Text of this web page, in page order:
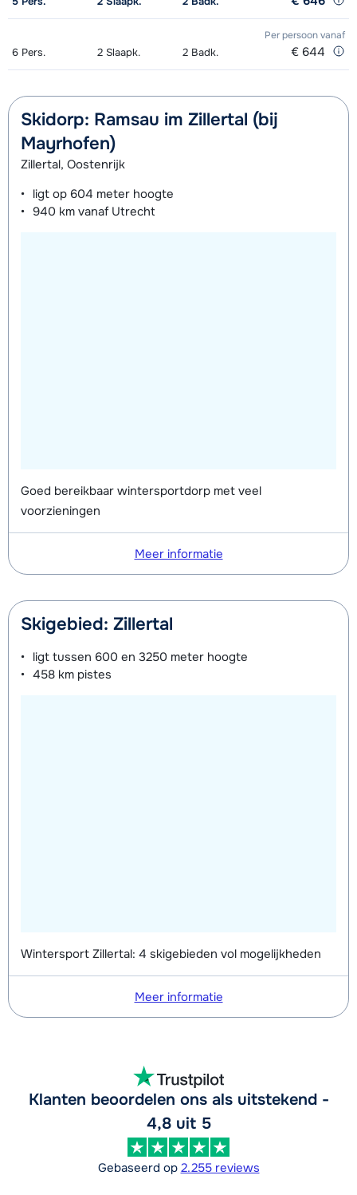
Per persoonvanaf
6 Pers. 2 Slaapk. 2 Badk. € 644
Skidorp: Ramsau im Zillertal (bij
Mayrhofen)
Zillertal, Oostenrijk
ligt op 604 meter hoogte
940 km vanaf Utrecht
Goed bereikbaar wintersportdorp met veel
voorzieningen
Meer informatie
Skigebied: Zillertal
ligt tussen 600 en 3250 meter hoogte
458 km pistes
Wintersport Zillertal: 4 skigebieden vol mogelijkheden
Meer informatie
Klanten beoordelen ons als uitstekend -
4,8 uit 5
Gebaseerd op 2.255 reviews